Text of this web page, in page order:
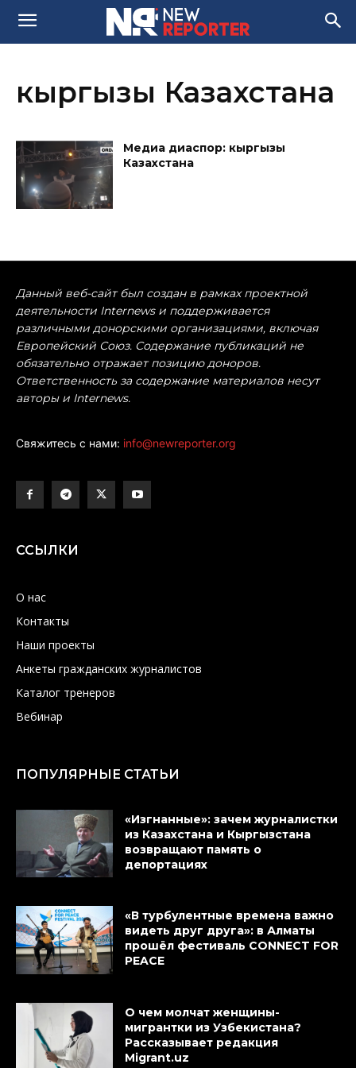
кыргызы Казахстана
Медиа диаспор: кыргызы
Казахстана
Данный веб-сайт был создан в рамках проектной
деятельности Internews и поддерживается
различными донорскими организациями, включая
Европейский Союз. Содержание публикаций не
обязательно отражает позицию доноров.
Ответственность за содержание материалов несут
авторы и Internews.
Свяжитесь с нами: info@newreporter.org
ССЫЛКИ
О нас
Контакты
Наши проекты
Анкеты гражданских журналистов
Каталог тренеров
Вебинар
ПОПУЛЯРНЫЕ СТАТЬИ
«Изгнанные»: зачем журналистки
из Казахстана и Кыргызстана
возвращают память о
депортациях
«В турбулентные времена важно
видеть друг друга»: в Алматы
прошёл фестиваль CONNECT FOR
PEACE
О чем молчат женщины-
мигрантки из Узбекистана?
Рассказывает редакция
Migrant.uz